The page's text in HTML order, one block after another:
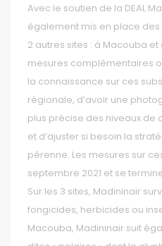
Avec le soutien de la DEAL
également mis en place
2 autres sites : à Macouba et
mesures complémentaires
la connaissance sur ces
régionale, d’avoir une
plus précise des niveaux de
et d’ajuster si besoin la
pérenne. Les mesures sur
septembre 2021 et se
Sur les 3 sites, Madininair
fongicides, herbicides ou
Macouba, Madininair suit